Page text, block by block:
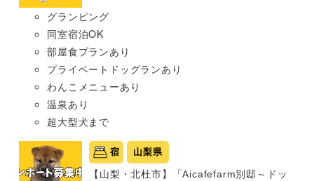
グランピング
同室宿泊OK
部屋食プランあり
プライベートドッグランあり
わんこメニューあり
温泉あり
超大型犬まで
宿 山梨県
【山梨・北杜市】「Aicafefarm別邸～ドッ